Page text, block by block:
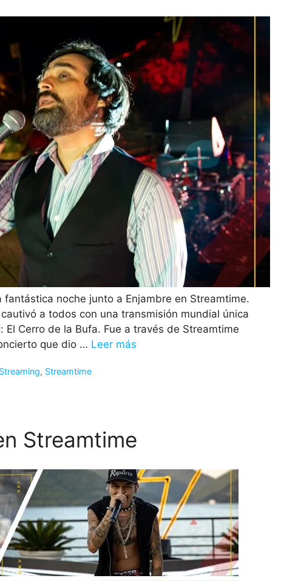
noche junto a Enjambre en Streamtime.
a todos con una transmisión mundial única
Cerro de la Bufa. Fue a través de Streamtime
que dio … Leer más
Streaming, Streamtime
Streamtime